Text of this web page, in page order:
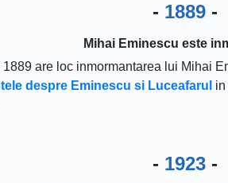
- 1889-
Mihai Eminescu este
1889 are loc inmormantarea lui Mihai
despre Eminescu si Luceafarul in
- 1923-